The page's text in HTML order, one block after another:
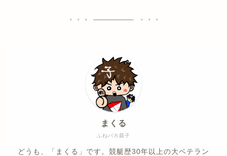
ふねバカ親子
まくる
どうも、「まくる」です。競艇歴30年以上の大ベテラン